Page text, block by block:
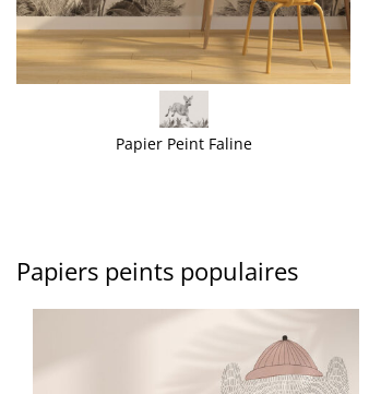
Papier Peint Faline
Papiers peints populaires